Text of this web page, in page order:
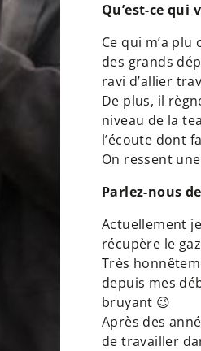
Qu’est-ce qui
Ce qui m’a
des grands
ravi d’allier
De plus, il
niveau de la
l’écoute dont
On ressent
Parlez-nous
Actuellement
récupère le
Très
depuis mes
bruyant 😉
Après des
de travailler